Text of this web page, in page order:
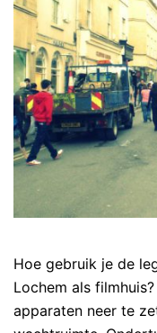
Hoe gebruik je de
Lochem als
apparaten neer te